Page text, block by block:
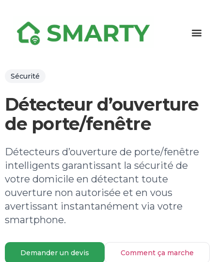
Sécurité
Détecteur d’ouverture
de porte/fenêtre
Détecteurs d’ouverture de porte/fenêtre
intelligents garantissant la sécurité de
votre domicile en détectant toute
ouverture non autorisée et en vous
avertissant instantanément via votre
smartphone.
Demander un devis Comment ça marche